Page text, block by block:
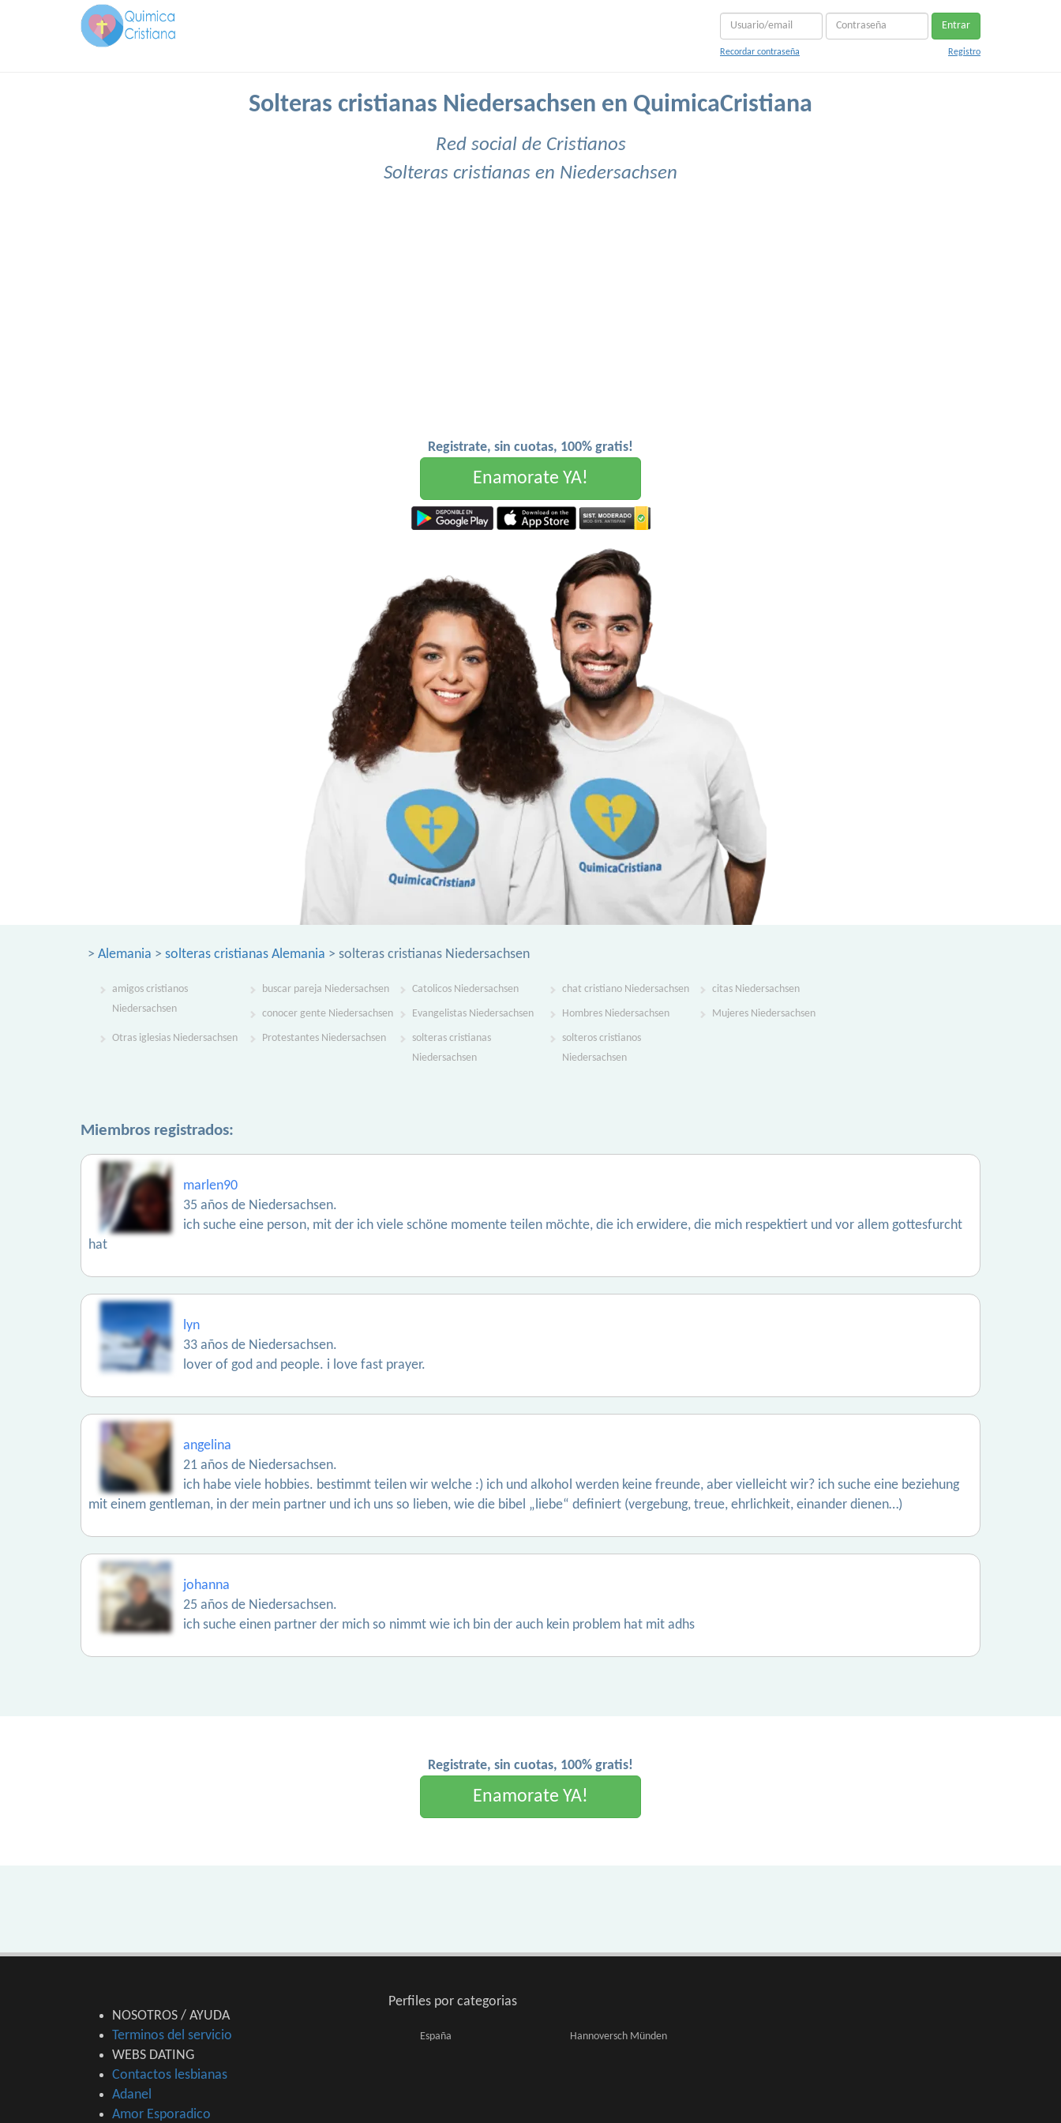
Entrar
Recordar contraseña Registro
Solteras cristianas Niedersachsen en QuimicaCristiana
Red social de Cristianos
Solteras cristianas en Niedersachsen
Registrate, sin cuotas, 100% gratis!
Enamorate YA!
> Alemania > solteras cristianas Alemania > solteras cristianas Niedersachsen
amigos cristianos
Niedersachsen
buscar pareja Niedersachsen Catolicos Niedersachsen chat cristiano Niedersachsen citas Niedersachsen
conocer gente Niedersachsen Evangelistas Niedersachsen Hombres Niedersachsen Mujeres Niedersachsen
Otras iglesias Niedersachsen Protestantes Niedersachsen
solteras cristianas
Niedersachsen
solteros cristianos
Niedersachsen
Miembros registrados:
marlen90
35 años de Niedersachsen.
ich suche eine person, mit der ich viele schöne momente teilen möchte, die ich erwidere, die mich respektiert und vor allem gottesfurcht
hat
lyn
33 años de Niedersachsen.
lover of god and people. i love fast prayer.
angelina
21 años de Niedersachsen.
ich habe viele hobbies. bestimmt teilen wir welche :) ich und alkohol werden keine freunde, aber vielleicht wir? ich suche eine beziehung
mit einem gentleman, in der mein partner und ich uns so lieben, wie die bibel „liebe“ definiert (vergebung, treue, ehrlichkeit, einander dienen…)
johanna
25 años de Niedersachsen.
ich suche einen partner der mich so nimmt wie ich bin der auch kein problem hat mit adhs
Registrate, sin cuotas, 100% gratis!
Enamorate YA!
NOSOTROS / AYUDA
Terminos del servicio
WEBS DATING
Contactos lesbianas
Adanel
Amor Esporadico
Perfiles por categorias
España Hannoversch Münden